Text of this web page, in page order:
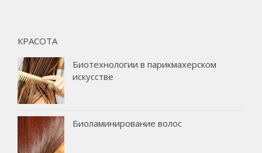
КРАСОТА
Биотехнологии в парикмахерском
искусстве
Биоламинирование волос